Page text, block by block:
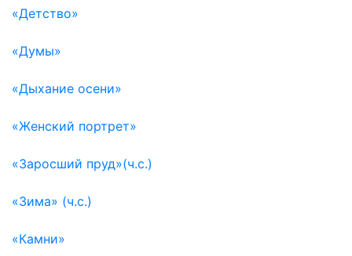
«Детство»
«Думы»
«Дыхание осени»
«Женский портрет»
«Заросший пруд»(ч.с.)
«Зима» (ч.с.)
«Камни»